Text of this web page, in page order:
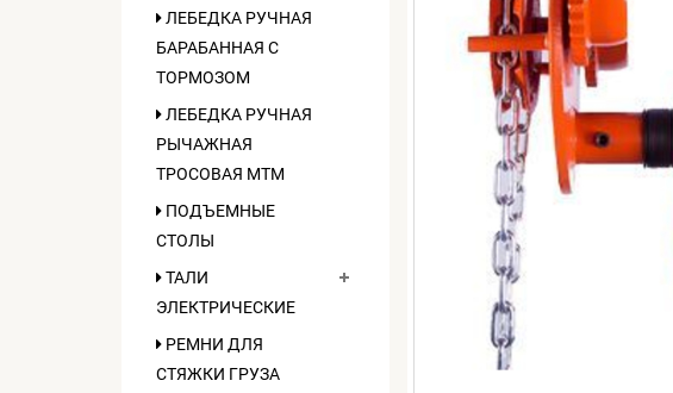
ЛЕБЕДКА РУЧНАЯ
БАРАБАННАЯ С
ТОРМОЗОМ
ЛЕБЕДКА РУЧНАЯ
РЫЧАЖНАЯ
ТРОСОВАЯ МТМ
ПОДЪЕМНЫЕ
СТОЛЫ
ТАЛИ
ЭЛЕКТРИЧЕСКИЕ
РЕМНИ ДЛЯ
СТЯЖКИ ГРУЗА